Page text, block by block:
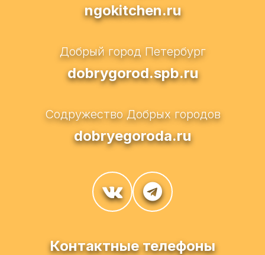
ngokitchen.ru
Добрый город Петербург
dobrygorod.spb.ru
Содружество Добрых городов
dobryegoroda.ru
Контактные телефоны